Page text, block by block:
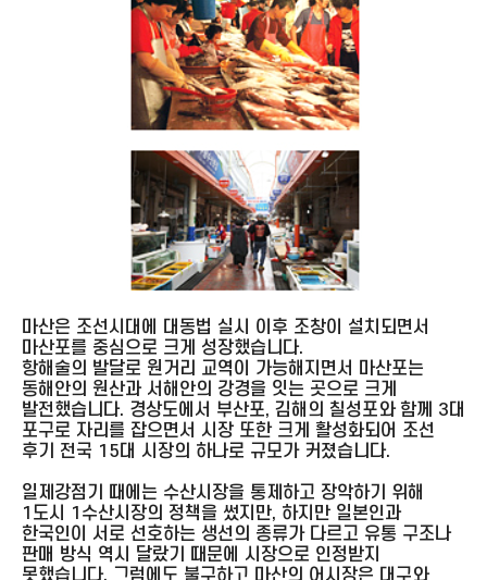
마산은 조선시대에 대동법 실시 이후 조창이 설치되면서
마산포를 중심으로 크게 성장했습니다.
항해술의 발달로 원거리 교역이 가능해지면서 마산포는
동해안의 원산과 서해안의 강경을 잇는 곳으로 크게
발전했습니다. 경상도에서 부산포, 김해의 칠성포와 함께 3대
포구로 자리를 잡으면서 시장 또한 크게 활성화되어 조선
후기 전국 15대 시장의 하나로 규모가 커졌습니다.
일제강점기 때에는 수산시장을 통제하고 장악하기 위해
1도시 1수산시장의 정책을 썼지만, 하지만 일본인과
한국인이 서로 선호하는 생선의 종류가 다르고 유통 구조나
판매 방식 역시 달랐기 때문에 시장으로 인정받지
못했습니다. 그럼에도 불구하고 마산의 어시장은 대구와